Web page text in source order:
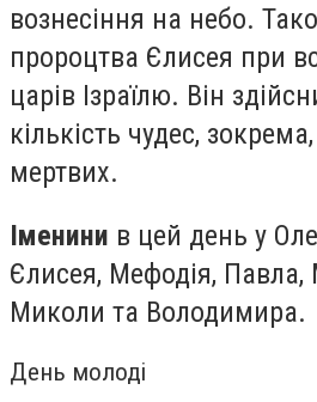
вознесіння на небо.
пророцтва Єлисея при
царів Ізраїлю. Він
кількість чудес,
мертвих.
Іменини в цей день у
Єлисея, Мефодія, Павла,
Миколи та Володимира.
День молоді